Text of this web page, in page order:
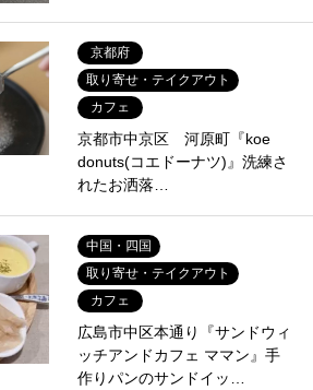
京都府
取り寄せ・テイクアウト
カフェ
京都市中京区 河原町『koe
donuts(コエドーナツ)』洗練さ
れたお洒落…
中国・四国
取り寄せ・テイクアウト
カフェ
広島市中区本通り『サンドウィ
ッチアンドカフェ ママン』手
作りパンのサンドイッ…